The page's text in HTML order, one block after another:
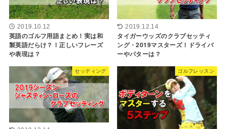
2019.10.12
英語のゴルフ用語まとめ！実は和
製英語だらけ？！正しいフレーズ
や表現は？
2019.12.14
タイガーウッズのクラブセッティ
ング・2019マスターズ！ドライバ
ーやパターは？
セッティング ゴルフレッスン